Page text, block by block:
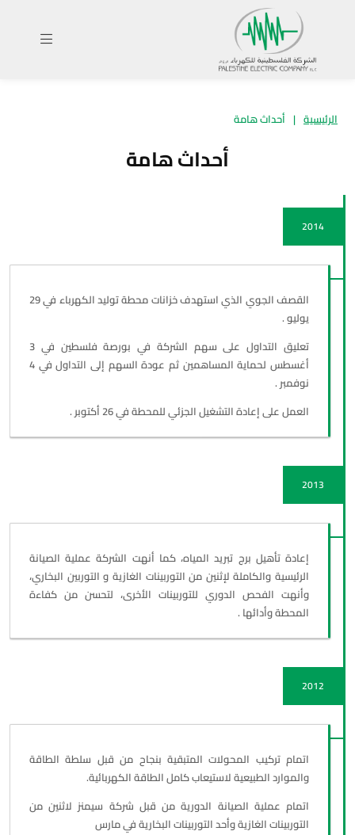
الرئيسية | أحداث هامة
أحداث هامة
2014
القصف الجوي الذي استهدف خزانات محطة توليد الكهرباء في 29
يوليو .
تعليق التداول على سهم الشركة في بورصة فلسطين في 3
أغسطس لحماية المساهمين ثم عودة السهم إلى التداول في 4
نوفمبر .
العمل على إعادة التشغيل الجزئي للمحطة في 26 أكتوبر .
2013
إعادة تأهيل برج تبريد المياه، كما أنهت الشركة عملية الصيانة
الرئيسية والكاملة لإثنين من التوربينات الغازية و التوربين البخاري،
وأنهت الفحص الدوري للتوربينات الأخرى، لتحسن من كفاءة
المحطة وأدائها .
2012
اتمام تركيب المحولات المتبقية بنجاح من قبل سلطة الطاقة
والموارد الطبيعية لاستيعاب كامل الطاقة الكهربائية.
اتمام عملية الصيانة الدورية من قبل شركة سيمنز لاثنين من
التوربينات الغازية وأحد التوربينات البخارية في مارس